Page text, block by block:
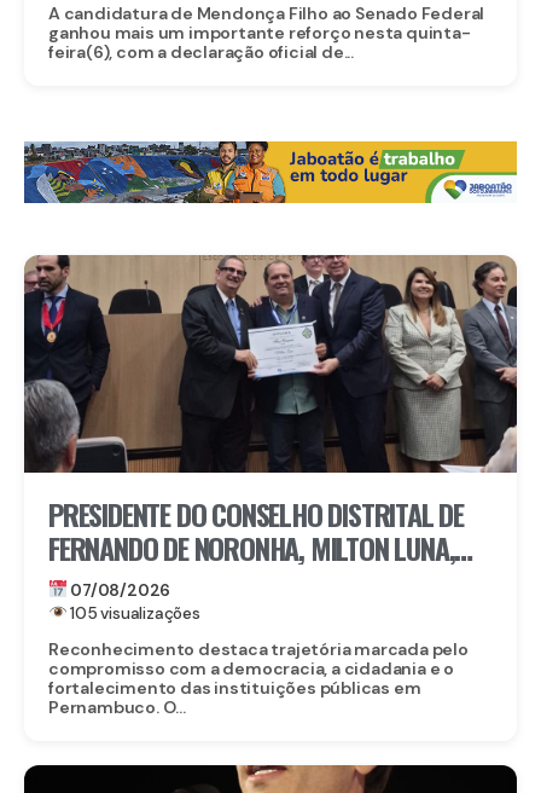
A candidatura de Mendonça Filho ao Senado Federal
ganhou mais um importante reforço nesta quinta-
feira(6), com a declaração oficial de...
PRESIDENTE DO CONSELHO DISTRITAL DE
FERNANDO DE NORONHA, MILTON LUNA,
RECEBE MEDALHA DO MÉRITO ELEITORAL
FREI CANECA, UMA DAS MAIORES
HONRARIAS DO TRE-PE
07/08/2026
105 visualizações
Reconhecimento destaca trajetória marcada pelo
compromisso com a democracia, a cidadania e o
fortalecimento das instituições públicas em
Pernambuco. O...